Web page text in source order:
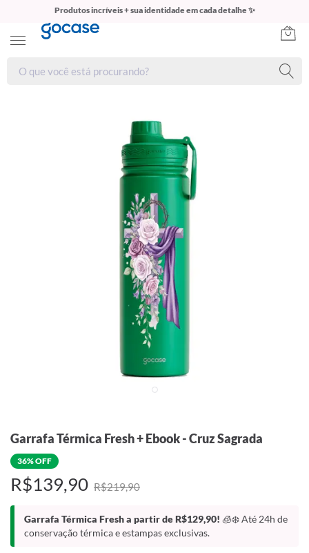
Produtos incríveis + sua identidade em cada detalhe ✨
Garrafa Térmica Fresh + Ebook - Cruz Sagrada
R$219,90
R$139,90
36% OFF
Garrafa Térmica Fresh a partir de R$129,90! 🧊❄️ Até 24h de
conservação térmica e estampas exclusivas.